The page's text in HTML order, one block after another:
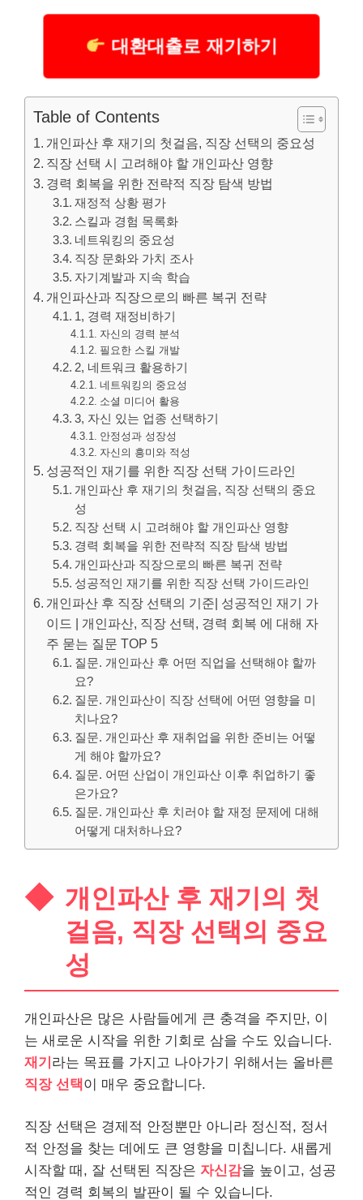
대환대출로 재기하기
Table of Contents
개인파산 후 재기의 첫걸음, 직장 선택의 중요성
직장 선택 시 고려해야 할 개인파산 영향
경력 회복을 위한 전략적 직장 탐색 방법
재정적 상황 평가
스킬과 경험 목록화
네트워킹의 중요성
직장 문화와 가치 조사
자기계발과 지속 학습
개인파산과 직장으로의 빠른 복귀 전략
1, 경력 재정비하기
자신의 경력 분석
필요한 스킬 개발
2, 네트워크 활용하기
네트워킹의 중요성
소셜 미디어 활용
3, 자신 있는 업종 선택하기
안정성과 성장성
자신의 흥미와 적성
성공적인 재기를 위한 직장 선택 가이드라인
개인파산 후 재기의 첫걸음, 직장 선택의 중요
성
직장 선택 시 고려해야 할 개인파산 영향
경력 회복을 위한 전략적 직장 탐색 방법
개인파산과 직장으로의 빠른 복귀 전략
성공적인 재기를 위한 직장 선택 가이드라인
개인파산 후 직장 선택의 기준| 성공적인 재기 가
이드 | 개인파산, 직장 선택, 경력 회복 에 대해 자
주 묻는 질문 TOP 5
질문. 개인파산 후 어떤 직업을 선택해야 할까
요?
질문. 개인파산이 직장 선택에 어떤 영향을 미
치나요?
질문. 개인파산 후 재취업을 위한 준비는 어떻
게 해야 할까요?
질문. 어떤 산업이 개인파산 이후 취업하기 좋
은가요?
질문. 개인파산 후 치러야 할 재정 문제에 대해
어떻게 대처하나요?
개인파산 후 재기의 첫
걸음, 직장 선택의 중요
성
개인파산은 많은 사람들에게 큰 충격을 주지만, 이
는 새로운 시작을 위한 기회로 삼을 수도 있습니다.
재기 라는 목표를 가지고 나아가기 위해서는 올바른
직장 선택이 매우 중요합니다.
직장 선택은 경제적 안정뿐만 아니라 정신적, 정서
적 안정을 찾는 데에도 큰 영향을 미칩니다. 새롭게
시작할 때, 잘 선택된 직장은 자신감을 높이고, 성공
적인 경력 회복의 발판이 될 수 있습니다.